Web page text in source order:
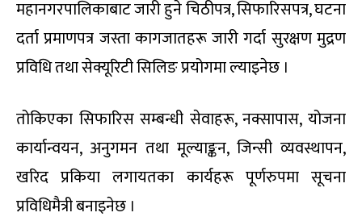
महानगरपालिकाबाट जारी हुने चिठीपत्र, सिफारिसपत्र, घटना
दर्ता प्रमाणपत्र जस्ता कागजातहरू जारी गर्दा सुरक्षण मुद्रण
प्रविधि तथा सेक्यूरिटी सिलिङ प्रयोगमा ल्याइनेछ ।
तोकिएका सिफारिस सम्बन्धी सेवाहरू, नक्सापास, योजना
कार्यान्वयन, अनुगमन तथा मूल्याङ्कन, जिन्सी व्यवस्थापन,
खरिद प्रकिया लगायतका कार्यहरू पूर्णरुपमा सूचना
प्रविधिमैत्री बनाइनेछ ।